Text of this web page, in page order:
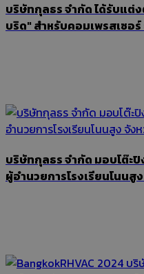
บริษัทกุลธร จำกัด ได้รับแต่
บริด" สำหรับคอมเพรสเซอ
บริษัทกุลธร จำกัด มอบโต๊ะ
ผู้อำนวยการโรงเรียนโนนสู